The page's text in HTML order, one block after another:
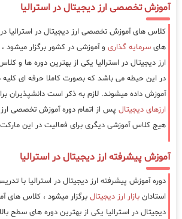
آموزش تخصصی ارز دیجیتال در استرالیا
کلاس های آموزش تخصصی ارز دیجیتال در استرالیا
های سرمایه گذاری و آموزشی در کشور برگزار
ارز دیجیتال در استرالیا یکی از بهترین دوره ها و
در این حیطه می باشد که بصورت کاملا حرفه ای کلیه
آموزش داده میشوند. لازم به ذکر است دانشپذیران
ارزهای دیجیتال پس از اتمام دوره آموزش تخصصی ارز
هیج کلاس آموزشی دیگری برای فعالیت در این
آموزش پیشرفته ارز دیجیتال در استرالیا
دوره آموزش پیشرفته ارز دیجیتال در استرالیا با
استادان بازار ارز دیجیتال برگزار میشود ، کلاس های
دیجیتال در استرالیا یکی از بهترین دوره های سطح